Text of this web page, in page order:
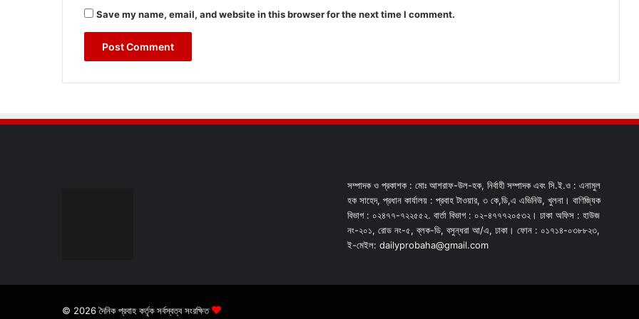
Save my name, email, and website in this browser for the next time I comment.
সম্পাদক ও প্রকাশক : মোঃ আশরাফ-উল-হক, নির্বাহী সম্পাদক এবং সি.ই.ও : এনামুল
হক সাহেদ, প্রধান কার্যালয় : প্রবাহ টাওয়ার, ৩ কে,ডি,এ এভিনিউ, খুলনা। বাণিজ্যিক
বিভাগ : ০২৪৭৭-৭২২৫৫২. বার্তা বিভাগ : ০২-৪৭৭৭২০৫৩২। ঢাকা অফিস : হাউজ
নং-২০১, রোড নং-৫, ব্লক-ডি, বসুন্ধরা আ/এ, ঢাকা। ফোন : ০১৭১৪-০৩৮৮২৩,
ই-মেইল: dailyprobaha@gmail.com
© 2026 দৈনিক প্রবাহ কর্তৃক সর্বস্বত্ব সংরক্ষিত